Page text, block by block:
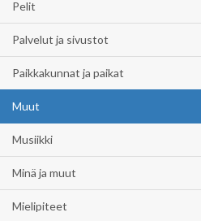
Pelit
Palvelut ja sivustot
Paikkakunnat ja paikat
Muut
Musiikki
Minä ja muut
Mielipiteet